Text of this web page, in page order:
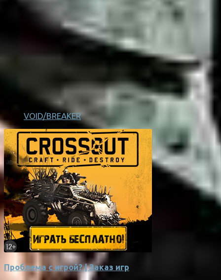
VOID/BREAKER
Проблема с игрой? | Заказ игр